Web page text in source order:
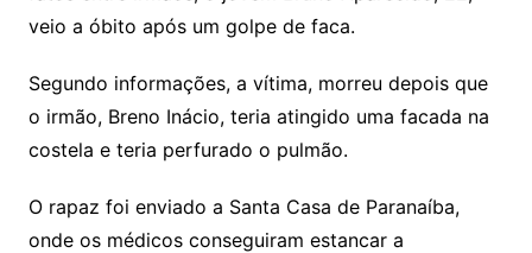
veio a óbito após um golpe de faca.
Segundo informações, a vítima, morreu depois que
o irmão, Breno Inácio, teria atingido uma facada na
costela e teria perfurado o pulmão.
O rapaz foi enviado a Santa Casa de Paranaíba,
onde os médicos conseguiram estancar a